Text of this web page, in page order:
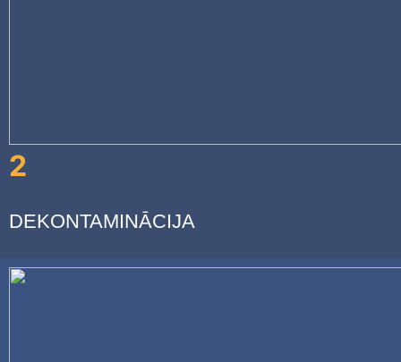
2
DEKONTAMINĀCIJA